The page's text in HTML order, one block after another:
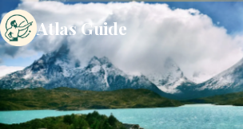
Atlas Guide